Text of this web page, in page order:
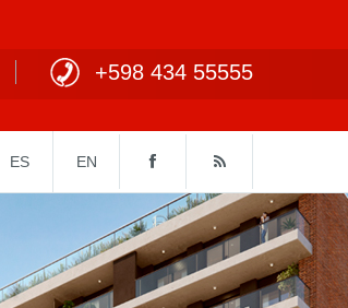
+598 434 55555
ES EN